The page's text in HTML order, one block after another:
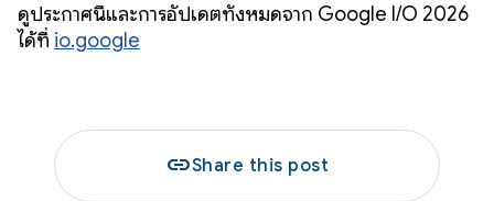
ดูประกาศนี้และการอัปเดตทั้งหมดจาก Google I/O 2026
ได้ที่ io.google
linkShare this post